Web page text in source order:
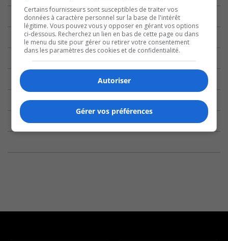
Certains fournisseurs sont susceptibles de traiter vos
données à caractère personnel sur la base de l'intérêt
légitime. Vous pouvez vous y opposer en gérant vos options
ci-dessous. Recherchez un lien en bas de cette page ou dans
le menu du site pour gérer ou retirer votre consentement
dans les paramètres des cookies et de confidentialité.
Autoriser
Gérer vos préférences